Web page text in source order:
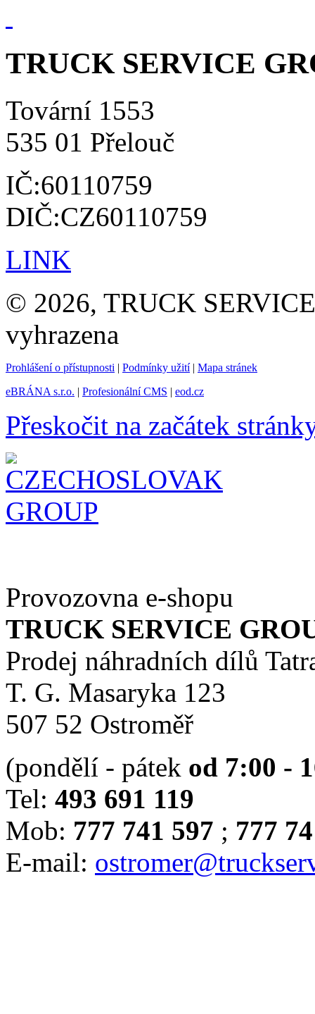
TRUCK SERVICE
Tovární 1553
535 01 Přelouč
IČ:60110759
DIČ:CZ60110759
LINK
© 2026, TRUCK
vyhrazena
Prohlášení o přístupnosti | Podmínky užití| Mapa stránek
eBRÁNA s.r.o. | Profesionální CMS | eod.cz
Přeskočit na začátek
Provozovna e-shopu
TRUCK SERVICE
Prodej náhradních dílů
T. G. Masaryka 123
507 52 Ostroměř
(pondělí - pátek od 7:00 -
Tel: 493 691 119
Mob: 777 741 597 ; 777
E-mail: